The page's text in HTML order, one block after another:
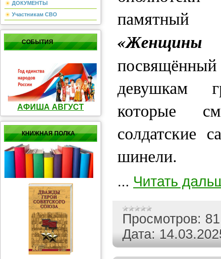
ДОКУМЕНТЫ
Участникам СВО
СОБЫТИЯ
АФИША АВГУСТ
КНИЖНАЯ ПОЛКА
памятный
девушкам
которые
солдатские
шинели.
... Читать
Просмотров: 81
Дата: